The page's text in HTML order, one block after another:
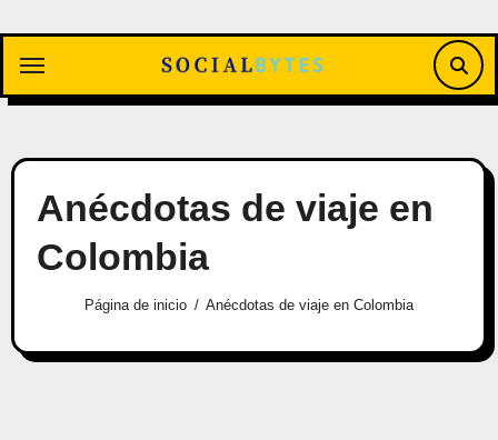
contenido
Anécdotas de viaje en
Colombia
Página de inicio Anécdotas de viaje en Colombia